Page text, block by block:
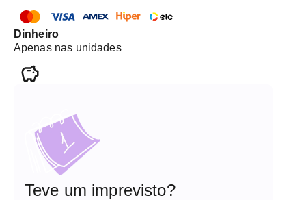
Dinheiro
Apenas nas unidades
Teve um imprevisto?